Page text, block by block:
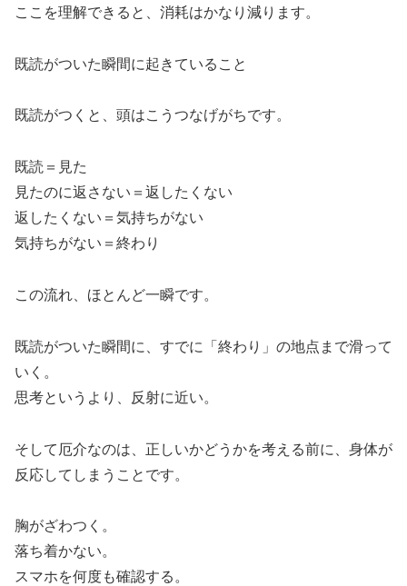
ここを理解できると、消耗はかなり減ります。
既読がついた瞬間に起きていること
既読がつくと、頭はこうつなげがちです。
既読＝見た
見たのに返さない＝返したくない
返したくない＝気持ちがない
気持ちがない＝終わり
この流れ、ほとんど一瞬です。
既読がついた瞬間に、すでに「終わり」の地点まで滑って
いく。
思考というより、反射に近い。
そして厄介なのは、正しいかどうかを考える前に、身体が
反応してしまうことです。
胸がざわつく。
落ち着かない。
スマホを何度も確認する。